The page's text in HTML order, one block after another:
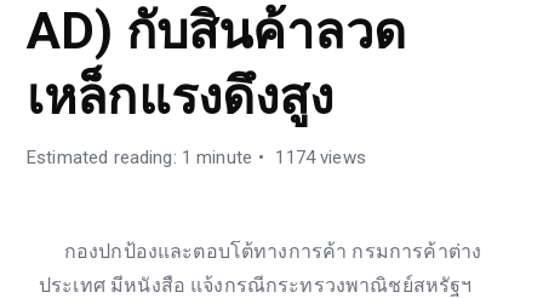
AD) กับสินค้าลวด
เหล็กแรงดึงสูง
Estimated reading: 1 minute 1174 views
กองปกป้องและตอบโต้ทางการค้า กรมการค้าต่าง
ประเทศ มีหนังสือ แจ้งกรณีกระทรวงพาณิชย์สหรัฐฯ